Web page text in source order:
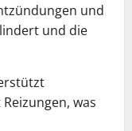
und
und die
was